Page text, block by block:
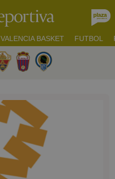
VALENCIA BASKET FUTBOL